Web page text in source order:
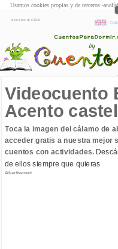
acceso al Club
Videocuento
Acento
Toca la imagen del cálamo de
acceder gratis a nuestra mejor
cuentos con actividades.
de ellos siempre que quieras
Advertisement
Usamos cookies propias y de terceros -